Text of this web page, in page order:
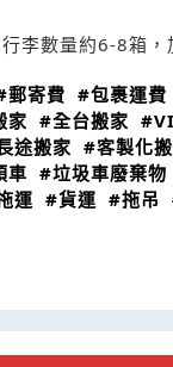
李數量約6-8箱，
郵寄費 #包裹運費
家 #全台搬家
途搬家 #客製化
車 #垃圾車廢棄物
運 #貨運 #拖吊